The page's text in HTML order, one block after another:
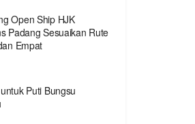
Open Ship HJK
Padang Sesuaikan Rute
Empat
Puti Bungsu